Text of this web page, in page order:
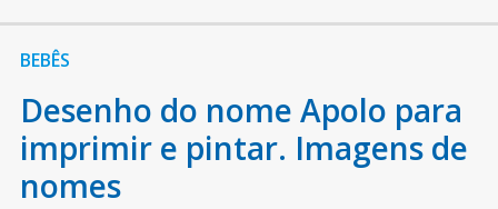
BEBÊS
Desenho do nome Apolo para
imprimir e pintar. Imagens de
nomes